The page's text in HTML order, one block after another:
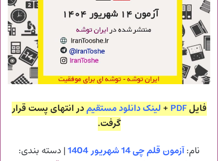
فایلPDF
+ لینک دانلود مستقیمدر انتهای پست قرار
گرفت.
نام:آزمون قلم چی 14 شهریور 1404 | دسته بندی: